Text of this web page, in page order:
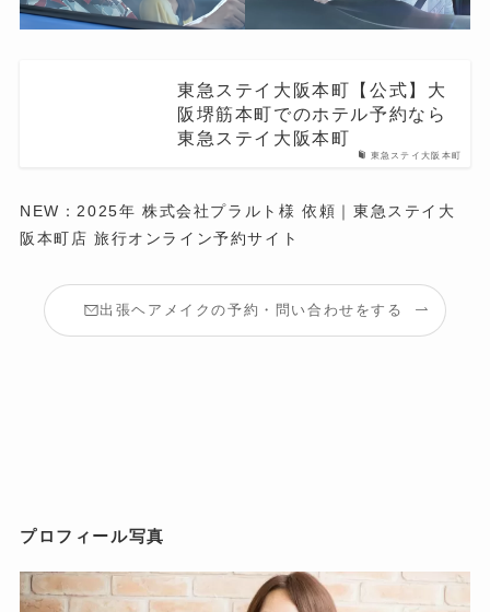
東急ステイ大阪本町
東急ステイ大阪本町【公式】大
阪堺筋本町でのホテル予約なら
東急ステイ大阪本町
NEW：2025年 株式会社プラルト様 依頼｜東急ステイ大
阪本町店 旅行オンライン予約サイト
出張ヘアメイクの予約・問い合わせをする
プロフィール写真